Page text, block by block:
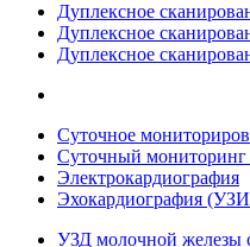
Дуплексное
Дуплексное
Дуплексное
Суточное
Суточный мониторинг
Электрокардиография
Эхокардиография
УЗД молочной железы